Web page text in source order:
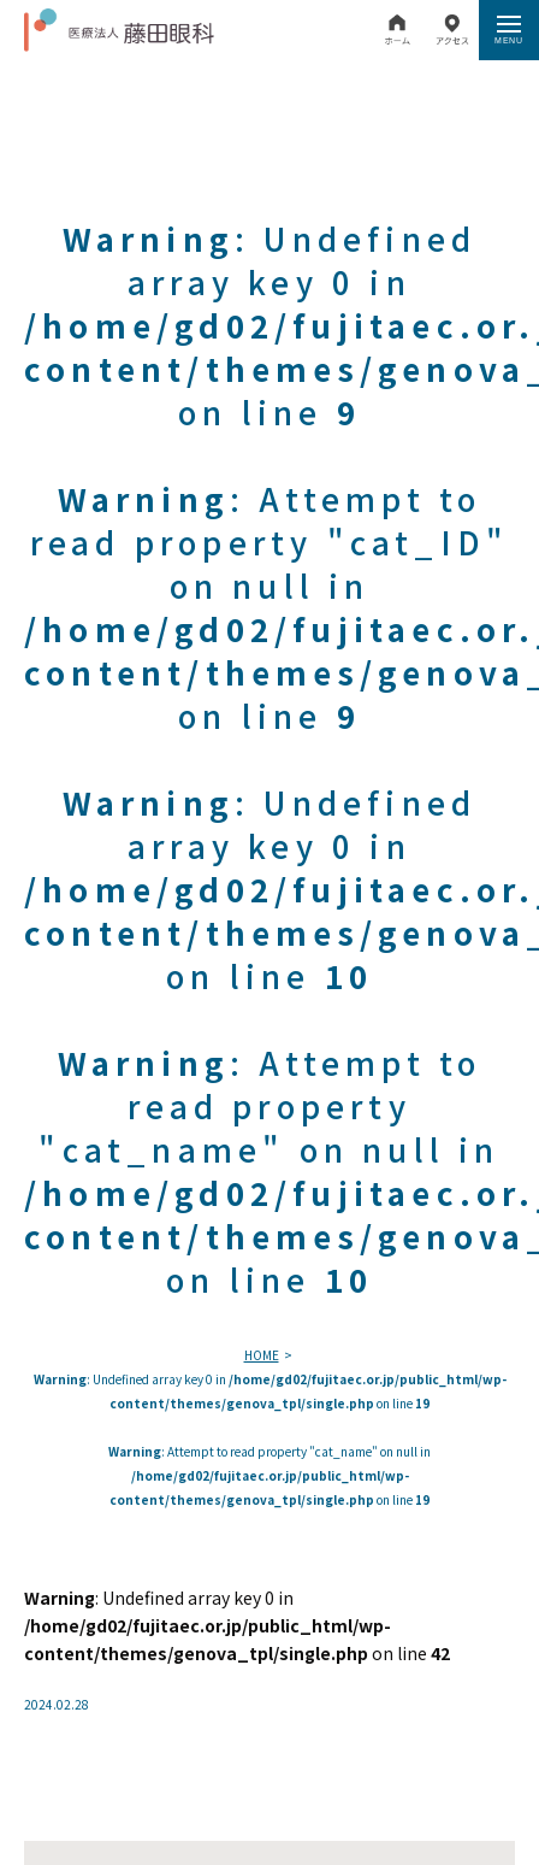
Warning : Undefined
array key 0 in
/home/gd02/
content/themes/
on line 9
Warning : Attempt to
read property "cat_ID"
on null in
/home/gd02/
content/themes/
on line 9
Warning : Undefined
array key 0 in
/home/gd02/
content/themes/
on line 10
Warning : Attempt to
read property
"cat_name" on null in
/home/gd02/
content/themes/
on line 10
HOME
Warning: Undefined array key 0 in /home/gd02/fujitaec.or.jp/public_html/wp-
content/themes/genova_tpl/single.php on line 19
Warning: Attempt to read property "cat_name" on null in
/home/gd02/fujitaec.or.jp/public_html/wp-
content/themes/genova_tpl/single.php on line 19
Warning: Undefined array key 0 in
/home/gd02/fujitaec.or.jp/public_html/wp-
content/themes/genova_tpl/single.php on line 42
2024.02.28